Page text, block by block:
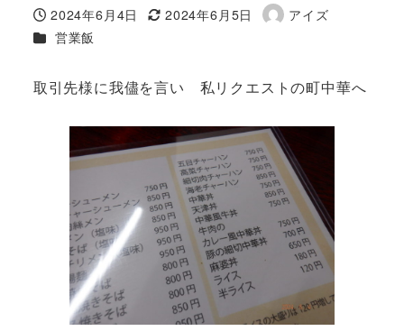
投稿日
2024年6月4日
更新日
2024年6月5日
著
アイズ
カテゴリー
営業飯
取引先様に我儘を言い 私リクエストの町中華へ